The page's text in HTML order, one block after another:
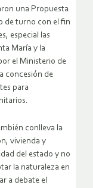
una Propuesta
de turno con el fin
especial las
María y la
el Ministerio de
concesión de
para
conlleva la
vivienda y
del estado y no
la naturaleza en
a debate el